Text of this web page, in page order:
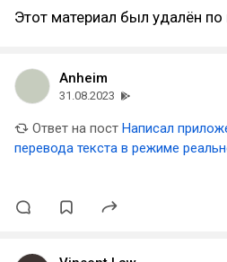
Этот материал был удалён по
Anheim
31.08.2023
Ответ на пост Написал
перевода текста в режиме